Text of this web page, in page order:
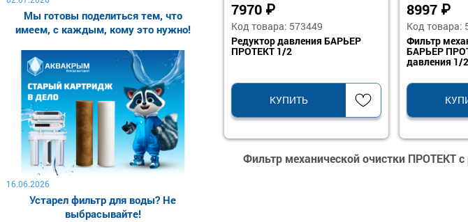
7970 ₽
Код товара: 573449
Редуктор давления БАРЬЕР
ПРОТЕКТ 1/2
КУПИТЬ
8997 ₽
Код товара:
Фильтр
БАРЬЕР
давления 1/
Фильтр механической очистки ПРОТЕКТ
Мы готовы поделиться тем, что
имеем, с каждым, кому это нужно!
16.06.2026
Устарел фильтр для воды? Не
выбрасывайте!